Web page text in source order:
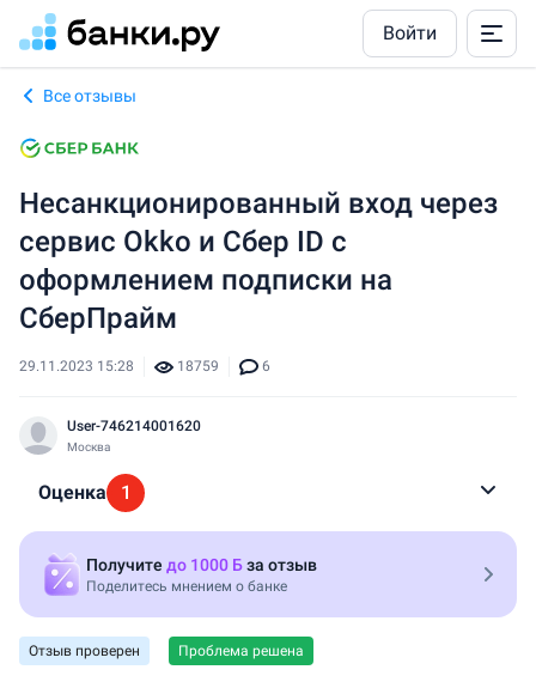
Войти
Все отзывы
Несанкционированный вход через
сервис Okko и Сбер ID c
оформлением подписки на
СберПрайм
29.11.2023 15:28 18759 6
User-746214001620
Москва
Оценка 1
Прозрачные условия
Вежливые сотрудники
Доступность и поддержка
Удобство приложения, сайта
Получите до 1000 Бза отзыв
Поделитесь мнением о банке
Отзыв проверен Проблема решена